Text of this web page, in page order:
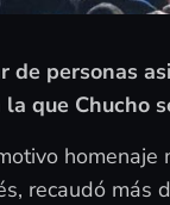
de personas
la que
homenaje
recaudó más